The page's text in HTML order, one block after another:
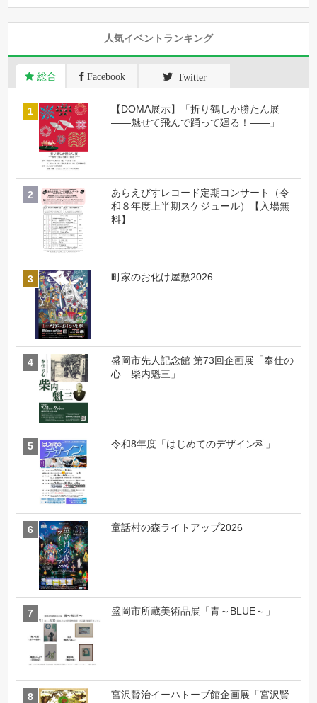
人気イベントランキング
総合 Facebook Twitter
【DOMA展示】「折り鶴しか勝たん展
――魅せて飛んで踊って廻る！――」
あらえびすレコード定期コンサート（令
和８年度上半期スケジュール）【入場無
料】
町家のお化け屋敷2026
盛岡市先人記念館 第73回企画展「奉仕の
心 柴内魁三」
令和8年度「はじめてのデザイン科」
童話村の森ライトアップ2026
盛岡市所蔵美術品展「青～BLUE～」
宮沢賢治イーハトーブ館企画展「宮沢賢